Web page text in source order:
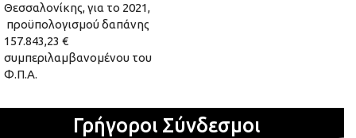
Θεσσαλονίκης, για το 2021,
προϋπολογισμού δαπάνης
157.843,23 €
συμπεριλαμβανομένου του
Φ.Π.Α.
Γρήγοροι Σύνδεσμοι